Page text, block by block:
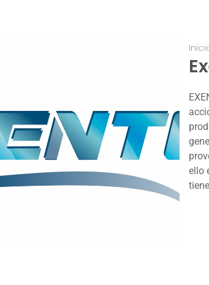
ello